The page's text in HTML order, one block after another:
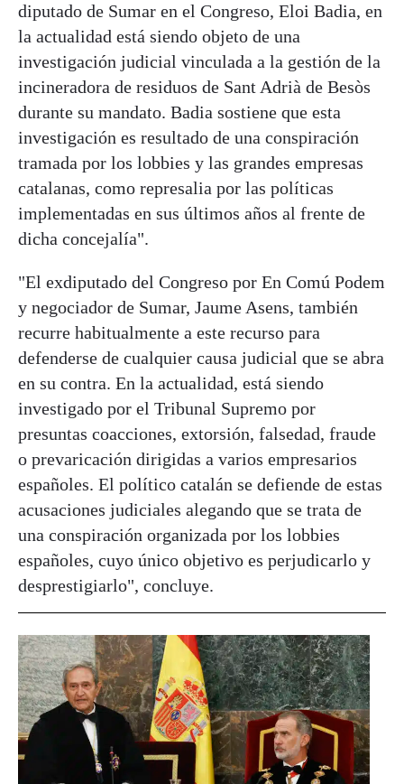
diputado de Sumar en el Congreso, Eloi Badia, en
la actualidad está siendo objeto de una
investigación judicial vinculada a la gestión de la
incineradora de residuos de Sant Adrià de Besòs
durante su mandato. Badia sostiene que esta
investigación es resultado de una conspiración
tramada por los lobbies y las grandes empresas
catalanas, como represalia por las políticas
implementadas en sus últimos años al frente de
dicha concejalía".
"El exdiputado del Congreso por En Comú Podem
y negociador de Sumar, Jaume Asens, también
recurre habitualmente a este recurso para
defenderse de cualquier causa judicial que se abra
en su contra. En la actualidad, está siendo
investigado por el Tribunal Supremo por
presuntas coacciones, extorsión, falsedad, fraude
o prevaricación dirigidas a varios empresarios
españoles. El político catalán se defiende de estas
acusaciones judiciales alegando que se trata de
una conspiración organizada por los lobbies
españoles, cuyo único objetivo es perjudicarlo y
desprestigiarlo", concluye.